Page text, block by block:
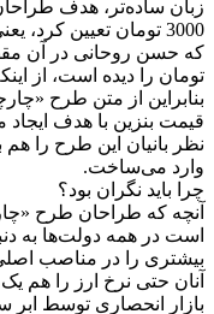
3000 تومان تعیین
تومان را دیده است، از اینکه حسن
بنابراین از متن طرح
نظر بانیان این طرح را
وارد می‌ساخت.
چرا باید نگران بود؟
است در همه دولت‌ها به
بیشتری را در مناصب
آنان حتی نرخ ارز را هم